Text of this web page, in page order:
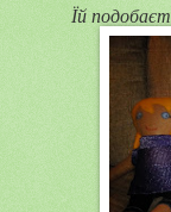
Їй